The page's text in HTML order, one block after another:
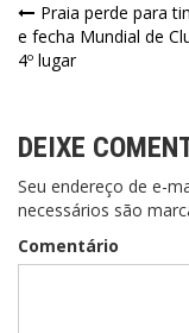
Praia perde para
e fecha Mundial de
4º lugar
DEIXE
Seu endereço de e-
necessários são
Comentário